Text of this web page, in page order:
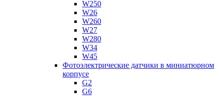
W250
W26
W260
W27
W280
W34
W45
Фотоэлектрические датчики в миниатюрном
корпусе
G2
G6